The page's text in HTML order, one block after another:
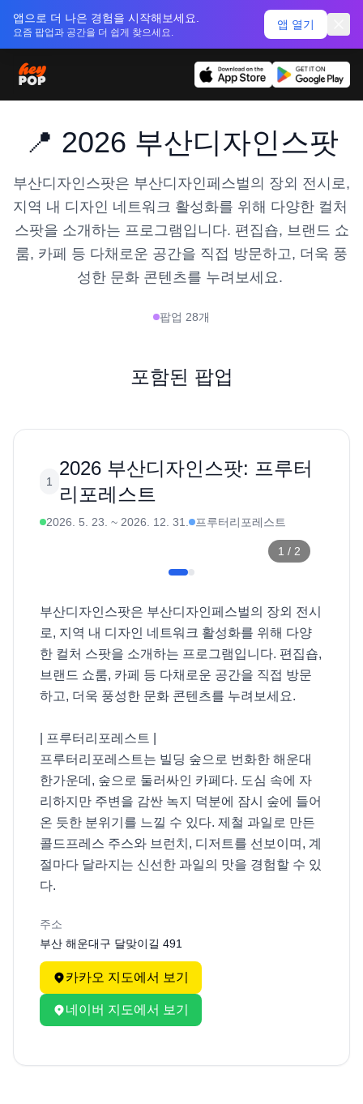
앱으로 더 나은 경험을 시작해보세요.
요즘 팝업과 공간을 더 쉽게 찾으세요.
앱 열기
📍 2026 부산디자인스팟
부산디자인스팟은 부산디자인페스벌의 장외 전시로,
지역 내 디자인 네트워크 활성화를 위해 다양한 컬처
스팟을 소개하는 프로그램입니다. 편집숍, 브랜드 쇼
룸, 카페 등 다채로운 공간을 직접 방문하고, 더욱 풍
성한 문화 콘텐츠를 누려보세요.
팝업 28개
포함된 팝업
1
2026 부산디자인스팟: 프루터
리포레스트
2026. 5. 23. ~ 2026. 12. 31. 프루터리포레스트
1 / 2
부산디자인스팟은 부산디자인페스벌의 장외 전시
로, 지역 내 디자인 네트워크 활성화를 위해 다양
한 컬처 스팟을 소개하는 프로그램입니다. 편집숍,
브랜드 쇼룸, 카페 등 다채로운 공간을 직접 방문
하고, 더욱 풍성한 문화 콘텐츠를 누려보세요.
| 프루터리포레스트 |
프루터리포레스트는 빌딩 숲으로 번화한 해운대
한가운데, 숲으로 둘러싸인 카페다. 도심 속에 자
리하지만 주변을 감싼 녹지 덕분에 잠시 숲에 들어
온 듯한 분위기를 느낄 수 있다. 제철 과일로 만든
콜드프레스 주스와 브런치, 디저트를 선보이며, 계
절마다 달라지는 신선한 과일의 맛을 경험할 수 있
다.
주소
부산 해운대구 달맞이길 491
카카오 지도에서 보기
네이버 지도에서 보기